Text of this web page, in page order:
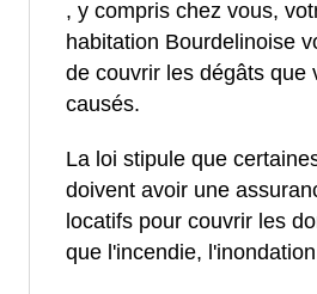
, y compris chez vous,
habitation Bourdelinoise
de couvrir les dégâts que
causés.
La loi stipule que
doivent avoir une
locatifs pour couvrir les
que l'incendie,